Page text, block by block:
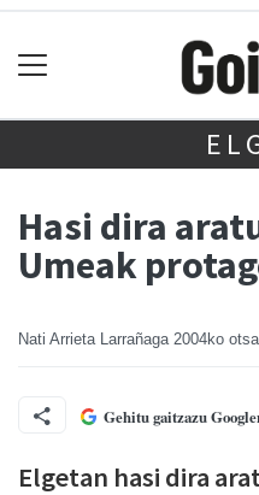
Hasi dira
Umeak
Nati Arrieta Larrañaga 2004ko
Gehitu gaitzazu
Elgetan hasi dira